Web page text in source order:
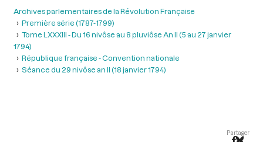
Archives parlementaires de la Révolution Française
Première série (1787-1799)
Tome LXXXIII - Du 16 nivôse au 8 pluviôse An II (5 au 27 janvier
1794)
République française - Convention nationale
Séance du 29 nivôse an II (18 janvier 1794)
Partager